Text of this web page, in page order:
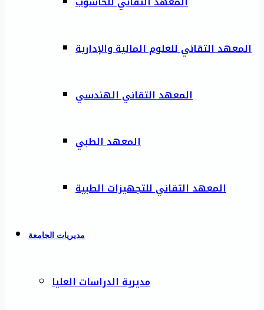
المعهد التقاني للعلوم المالية والإدارية
المعهد التقاني الهندسي
المعهد الطبي
المعهد التقاني للتجهيزات الطبية
مديريات الجامعة
مديرية الدراسات العليا